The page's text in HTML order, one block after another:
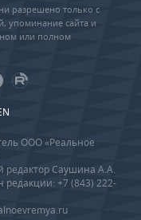
разрешено только с
упоминание сайта и
или полном
ООО «Реальное
редактор Саушина А.А.
редакции: +7 (843) 222-